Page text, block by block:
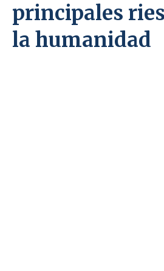
principales
la humanidad